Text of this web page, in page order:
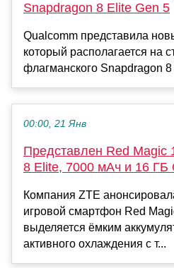
Snapdragon 8 Elite Gen 5
Qualcomm представила
который располагается на
флагманского Snapdragon
00:00, 21 Янв
Представлен Red Magic
8 Elite, 7000 мАч и 16
Компания ZTE
игровой смартфон Red
выделяется ёмким
активного охлаждения с т...